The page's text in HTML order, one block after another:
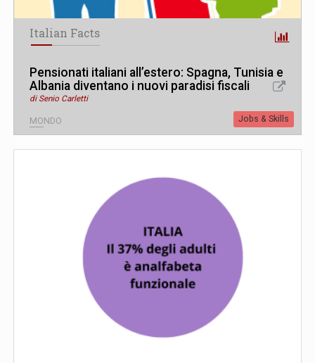
Italian Facts
Pensionati italiani all’estero: Spagna, Tunisia e
Albania diventano i nuovi paradisi fiscali
di Senio Carletti
MONDO Jobs & Skills